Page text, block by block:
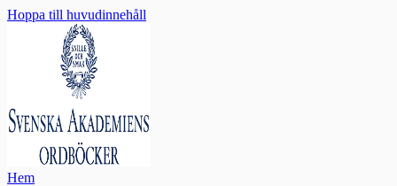
Hoppa till huvudinnehåll
Hem